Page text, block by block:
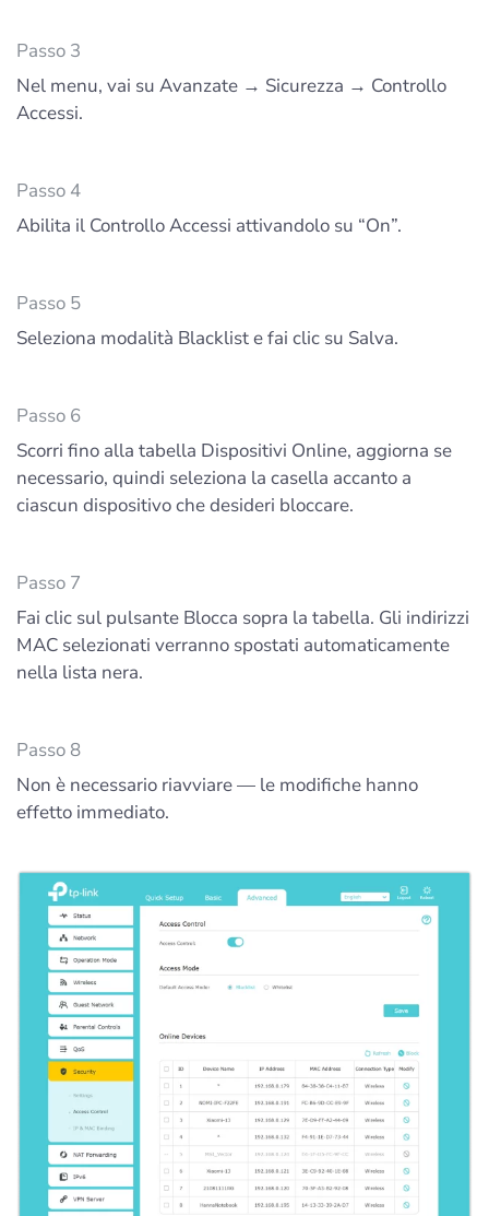
Passo 3
Nel menu, vai su Avanzate → Sicurezza → Controllo
Accessi.
Passo 4
Abilita il Controllo Accessi attivandolo su “On”.
Passo 5
Seleziona modalità Blacklist e fai clic su Salva.
Passo 6
Scorri fino alla tabella Dispositivi Online, aggiorna se
necessario, quindi seleziona la casella accanto a
ciascun dispositivo che desideri bloccare.
Passo 7
Fai clic sul pulsante Blocca sopra la tabella. Gli indirizzi
MAC selezionati verranno spostati automaticamente
nella lista nera.
Passo 8
Non è necessario riavviare — le modifiche hanno
effetto immediato.